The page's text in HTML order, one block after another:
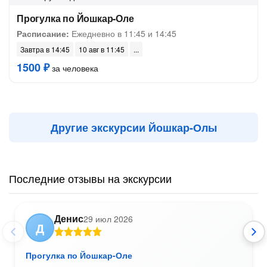
Прогулка по Йошкар-Оле
Расписание: Ежедневно в 11:45 и 14:45
Завтра в 14:45 10 авг в 11:45
1500 ₽за человека
Другие экскурсии Йошкар-Олы
Последние отзывы на экскурсии
Д
Денис29 июл 2026
Прогулка по Йошкар-Оле